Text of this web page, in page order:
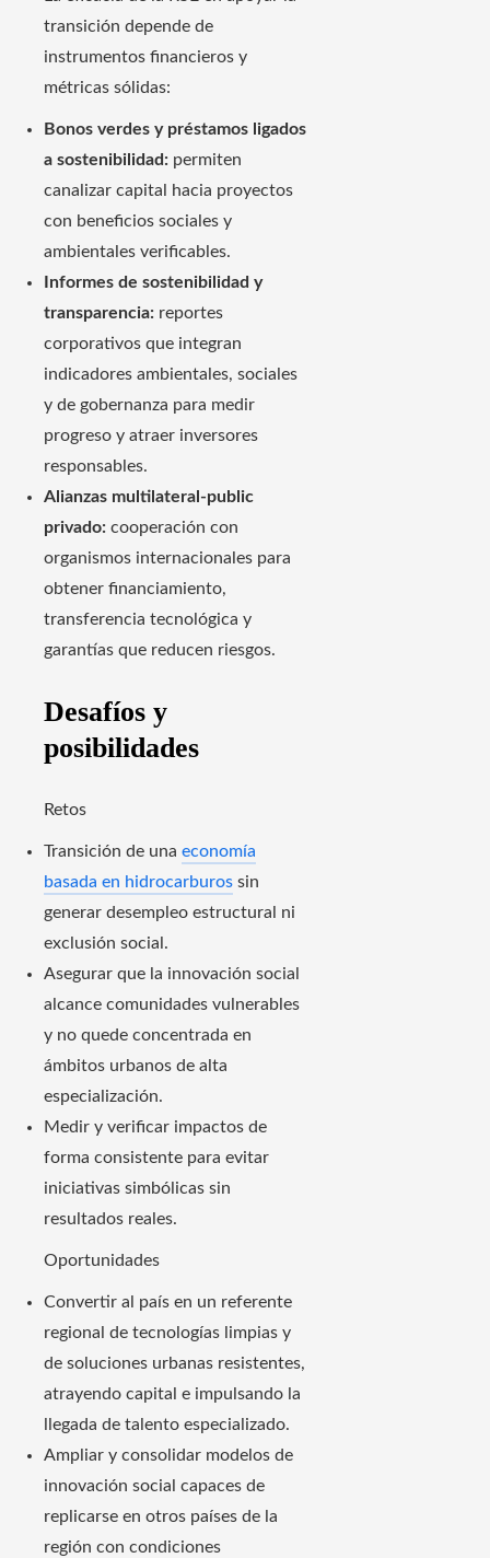
transición depende de
instrumentos financieros y
métricas sólidas:
Bonos verdes y préstamos ligados
a sostenibilidad: permiten
canalizar capital hacia proyectos
con beneficios sociales y
ambientales verificables.
Informes de sostenibilidad y
transparencia: reportes
corporativos que integran
indicadores ambientales, sociales
y de gobernanza para medir
progreso y atraer inversores
responsables.
Alianzas multilateral-public
privado: cooperación con
organismos internacionales para
obtener financiamiento,
transferencia tecnológica y
garantías que reducen riesgos.
Desafíos y
posibilidades
Retos
Transición de una economía
basada en hidrocarburos sin
generar desempleo estructural ni
exclusión social.
Asegurar que la innovación social
alcance comunidades vulnerables
y no quede concentrada en
ámbitos urbanos de alta
especialización.
Medir y verificar impactos de
forma consistente para evitar
iniciativas simbólicas sin
resultados reales.
Oportunidades
Convertir al país en un referente
regional de tecnologías limpias y
de soluciones urbanas resistentes,
atrayendo capital e impulsando la
llegada de talento especializado.
Ampliar y consolidar modelos de
innovación social capaces de
replicarse en otros países de la
región con condiciones